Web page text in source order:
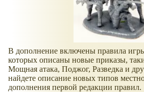
В дополнение включены правила
которых описаны новые приказы,
Мощная атака, Поджог, Разведка и
найдете описание новых типов
дополнения первой редакции правил.